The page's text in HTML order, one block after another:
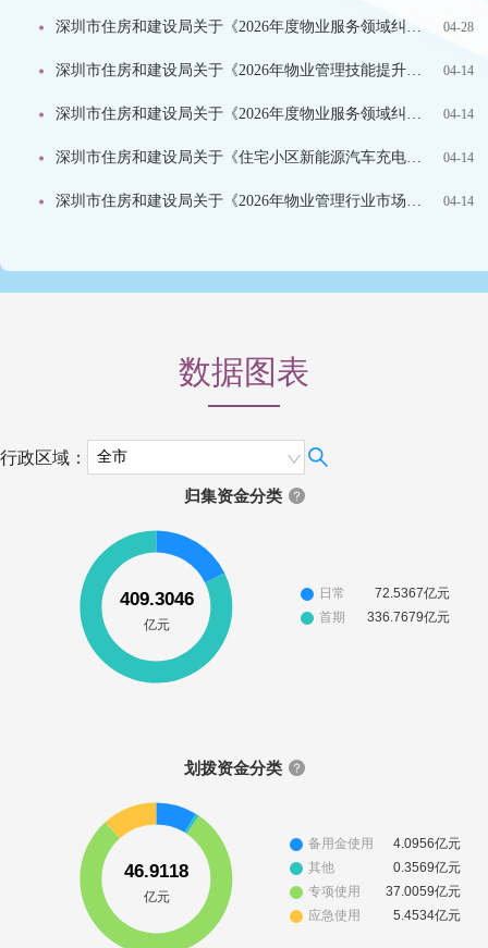
深圳市住房和建设局关于《2026年度物业服务领域纠纷辅助调解专项服务》项目采购结果公示 04-28
深圳市住房和建设局关于《2026年物业管理技能提升项目》招标的公告 04-14
深圳市住房和建设局关于《2026年度物业服务领域纠纷辅助调解专项服务》项目招标的公告 04-14
深圳市住房和建设局关于《住宅小区新能源汽车充电设施建设管理及新技术应用推广技术服务（2026年度）》招标的公告 04-14
深圳市住房和建设局关于《2026年物业管理行业市场调查与分析服务项目》招标的公告 04-14
数据图表